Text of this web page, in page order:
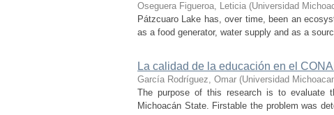
Oseguera Figueroa, Leticia (Universidad
Pátzcuaro Lake has, over time, been an
as a food generator, water supply and as a
La calidad de la educación en el
García Rodríguez, Omar (Universidad
The purpose of this research is to evaluate
Michoacán State. Firstable the problem was